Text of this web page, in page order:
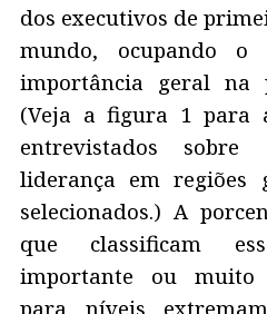
dos executivos de
mundo, ocupando o
importância geral na
(Veja a figura 1 para
entrevistados
liderança em regiões
selecionados.) A
que classificam
importante ou muito
para níveis